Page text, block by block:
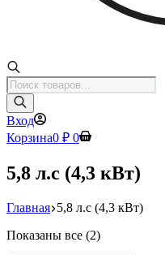
Поиск
товаров
Вход
Корзина0 ₽ 0
5,8 л.с (4,3 кВт)
Главная 5,8 л.с (4,3 кВт)
Показаны все (2)Цены: